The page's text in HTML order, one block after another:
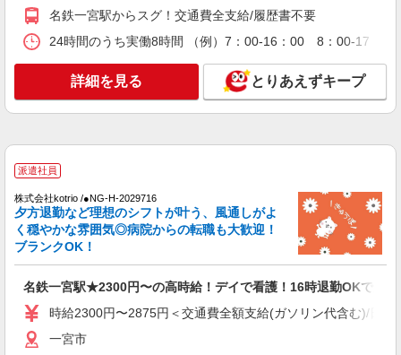
派遣社員
株式会社kotrio /●NG-H-2031138
看護スタッフ募集！
時給2300円〜2875円 ＜日払い有/週払い有/交
通費全支給(ガソリン代含む)＞
派遣社員
株式会社kotrio /●NG-H-2093343
＜名鉄一宮＞元気も、プライベートも諦めない
時給1500円〜2125円 ＜日払い有/週払い有/交
通費全支給(ガソリン代含む)＞
名鉄一宮駅からスグ！交通費全支給/履歴書不要
24時間のうち実働8時間 （例）7：00-16：00 8：00-17：
詳細を見る とりあえずキープ
派遣社員
株式会社kotrio /●NG-H-2029716
夕方退勤など理想のシフトが叶う、風通しがよ
く穏やかな雰囲気◎病院からの転職も大歓迎！
ブランクOK！
名鉄一宮駅★2300円〜の高時給！デイで看護！16時退勤OKで安心
時給2300円〜2875円＜交通費全額支給(ガソリン代含む)/日払
一宮市